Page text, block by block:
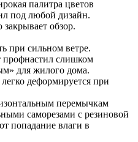
палитра цветов
под любой дизайн.
обзор.
сильном ветре.
слишком
для жилого дома.
деформируется при
перемычкам
саморезами с резиновой
попадание влаги в